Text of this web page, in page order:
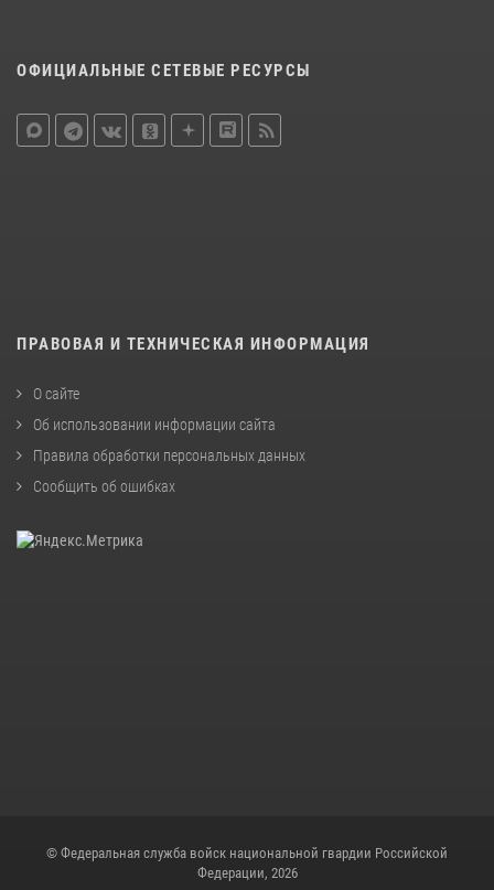
ОФИЦИАЛЬНЫЕ СЕТЕВЫЕ РЕСУРСЫ
ПРАВОВАЯ И ТЕХНИЧЕСКАЯ ИНФОРМАЦИЯ
О сайте
Об использовании информации сайта
Правила обработки персональных данных
Сообщить об ошибках
© Федеральная служба войск национальной гвардии Российской
Федерации, 2026